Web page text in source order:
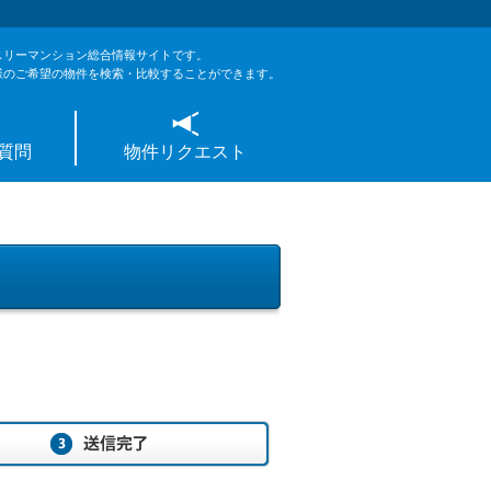
ーマンション総合情報サイトです。
ご希望の物件を検索・比較することができます。
問 物件リクエスト